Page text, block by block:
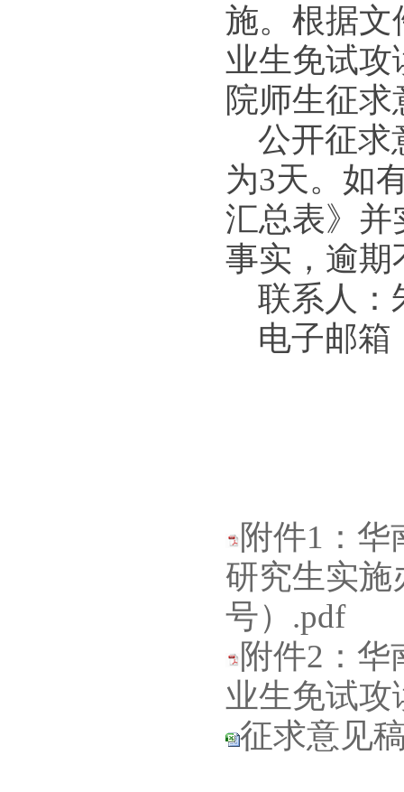
施。根据文
业生免试
院师生征求
公开征求
为3天。如
汇总表》并
事实，逾期
联系人：
电子邮箱
附件1：
研究生实施
号）.pdf
附件2：
业生免试攻
征求意见